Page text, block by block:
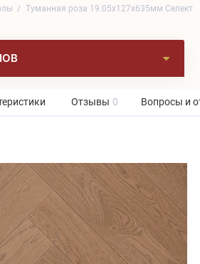
Туманная роза 19.05x127x635мм Селект
Отзывы 0 Вопросы и